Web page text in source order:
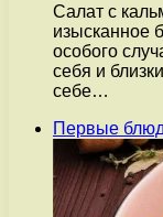
Салат с
изысканное
особого
себя и
себе…
Первые